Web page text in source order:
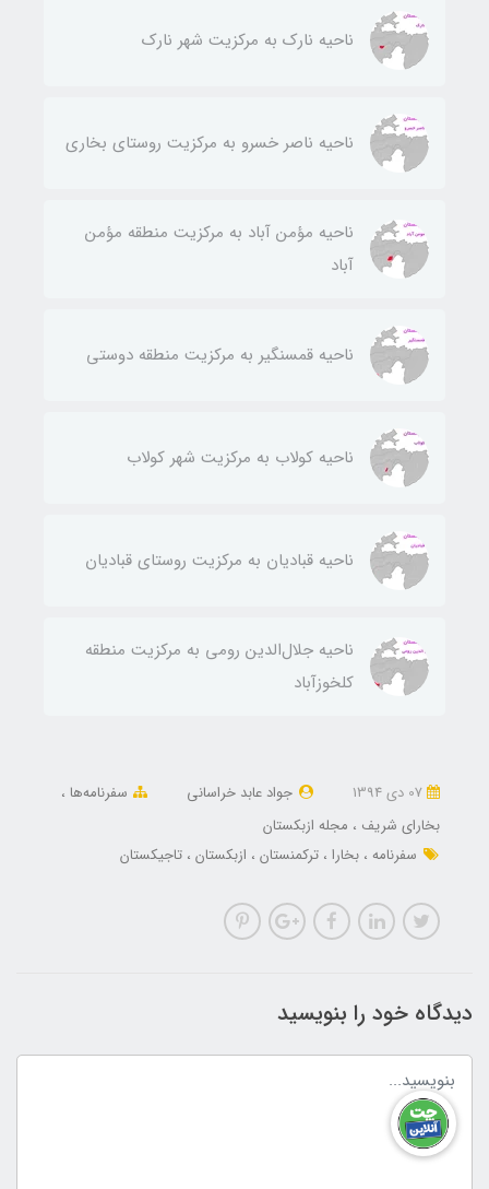
ناحيه نارك به مركزيت شهر نارك
ناحيه ناصر خسرو به مركزيت روستای بخاری
ناحيه مؤمن آباد به مركزيت منطقه مؤمن
آباد
ناحيه قمسنگير به مركزيت منطقه دوستی
ناحيه كولاب به مركزيت شهر كولاب
ناحيه قباديان به مركزيت روستای قباديان
ناحيه جلال‌الدين رومی به مركزيت منطقه
كلخوزآباد
جواد عابد خراسانی
سفرنامه‌ها
بخارای شریف
مجله ازبکستان
سفرنامه بخارا ترکمنستان ازبکستان تاجیکستان
دیدگاه خود را بنویسید